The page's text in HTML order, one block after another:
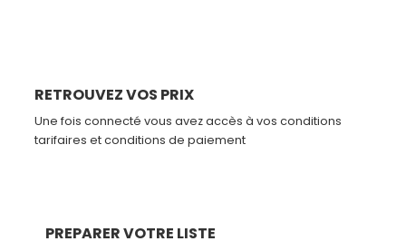
RETROUVEZ VOS PRIX
Une fois connecté vous avez accès à vos conditions
tarifaires et conditions de paiement
PREPARER VOTRE LISTE